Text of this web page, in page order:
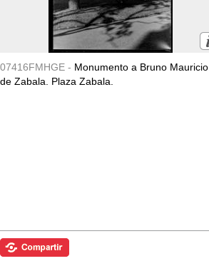
07416FMHGE - Monumento a Bruno Mauricio
de Zabala. Plaza Zabala.